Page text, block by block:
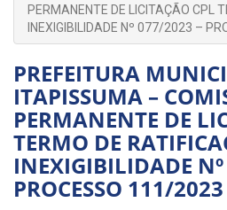
PERMANENTE DE LICITAÇÃO CPL
INEXIGIBILIDADE Nº 077/2023 –
PREFEITURA
ITAPISSUMA –
PERMANENTE DE
TERMO DE
INEXIGIBILIDADE
PROCESSO 111/2023